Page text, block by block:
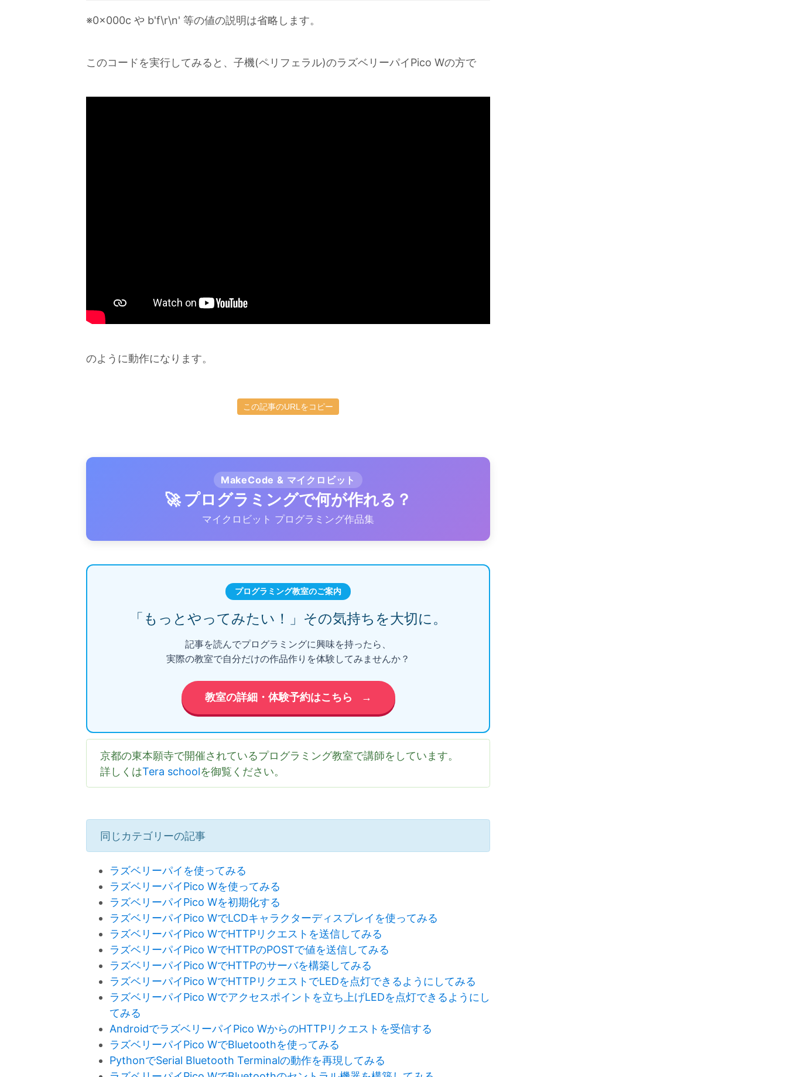
※0x000c や b'f\r\n' 等の値の説明は省略します。
このコードを実行してみると、子機(ペリフェラル)のラズベリーパイPico Wの方で
のように動作になります。
この記事のURLをコピー
MakeCode & マイクロビット
🚀 プログラミングで何が作れる？
マイクロビット プログラミング作品集
プログラミング教室のご案内
「もっとやってみたい！」 その気持ちを大切に。
記事を読んでプログラミングに興味を持ったら、
実際の教室で自分だけの作品作りを体験してみませんか？
教室の詳細・体験予約はこちら →
京都の東本願寺で開催されているプログラミング教室で講師をしています。
詳しくはTera schoolを御覧ください。
同じカテゴリーの記事
ラズベリーパイを使ってみる
ラズベリーパイPico Wを使ってみる
ラズベリーパイPico Wを初期化する
ラズベリーパイPico WでLCDキャラクターディスプレイを使ってみる
ラズベリーパイPico WでHTTPリクエストを送信してみる
ラズベリーパイPico WでHTTPのPOSTで値を送信してみる
ラズベリーパイPico WでHTTPのサーバを構築してみる
ラズベリーパイPico WでHTTPリクエストでLEDを点灯できるようにしてみる
ラズベリーパイPico Wでアクセスポイントを立ち上げLEDを点灯できるようにし
てみる
AndroidでラズベリーパイPico WからのHTTPリクエストを受信する
ラズベリーパイPico WでBluetoothを使ってみる
PythonでSerial Bluetooth Terminalの動作を再現してみる